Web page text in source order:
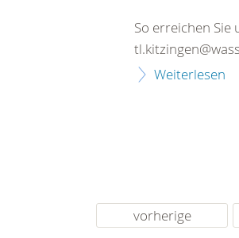
So erreichen Sie
Weiterlesen
vorherige